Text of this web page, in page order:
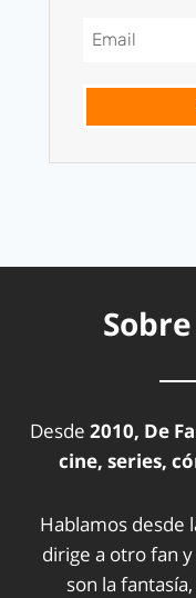
Desde 2010, De
cine, series,
Hablamos desde
dirige a otro fan
son la